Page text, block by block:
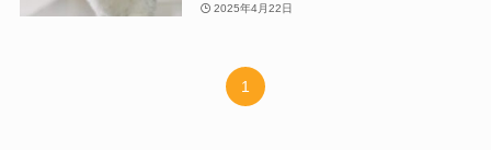
2025年4月22日
1